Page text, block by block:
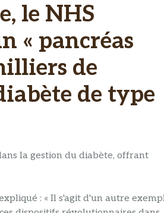
le NHS
« pancréas
de
de type
la gestion du diabète, offrant
: « Il s'agit d'un autre